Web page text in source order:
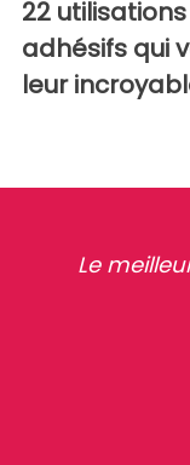
22
adhésifs qui
leur
Le